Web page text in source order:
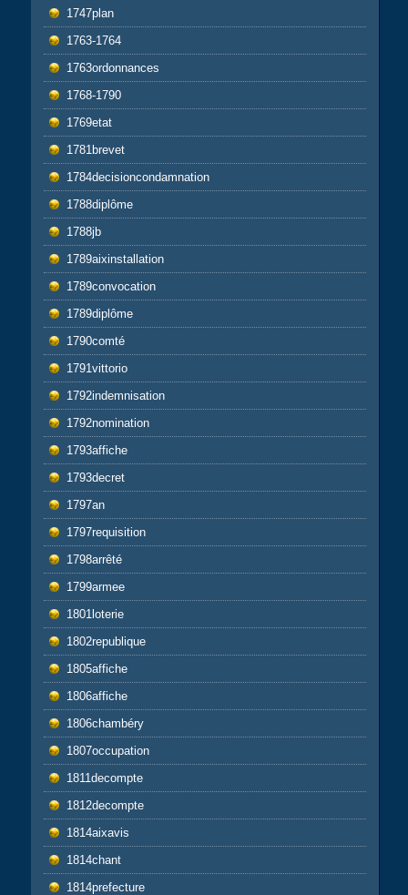
1747plan
1763-1764
1763ordonnances
1768-1790
1769etat
1781brevet
1784decisioncondamnation
1788diplôme
1788jb
1789aixinstallation
1789convocation
1789diplôme
1790comté
1791vittorio
1792indemnisation
1792nomination
1793affiche
1793decret
1797an
1797requisition
1798arrêté
1799armee
1801loterie
1802republique
1805affiche
1806affiche
1806chambéry
1807occupation
1811decompte
1812decompte
1814aixavis
1814chant
1814prefecture